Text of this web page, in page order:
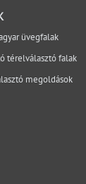
születnek
hogy a
Mely
előtt?
üvegfalak
térelválasztó falak
megoldások